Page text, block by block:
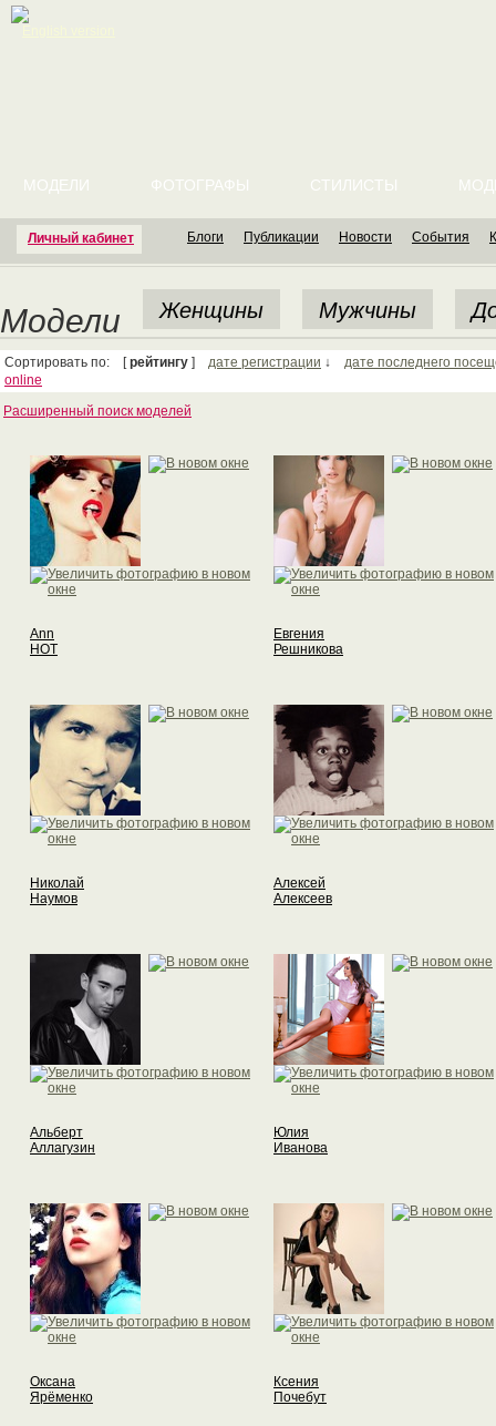
Личный кабинет
МОДЕЛИ ФОТОГРАФЫ СТИЛИСТЫ
Блоги Публикации Новости События
Модели Женщины Мужчины
Сортировать по: [рейтингу ] дате регистрации ↓ дате последнего
online
Расширенный поиск моделей
Ann
HOT
Евгения
Решникова
Николай
Наумов
Алексей
Алексеев
Альберт
Аллагузин
Юлия
Иванова
Оксана
Ярёменко
Ксения
Почебут